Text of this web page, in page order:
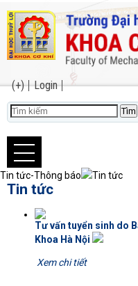
(+) Login
Tin tức-Thông báo Tin tức
Tin tức
Tư vấn tuyển sinh do
Khoa Hà Nội
Xem chi tiết